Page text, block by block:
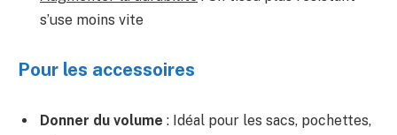
s’use moins vite
Pour les accessoires
Donner du volume : Idéal pour les sacs, pochettes,